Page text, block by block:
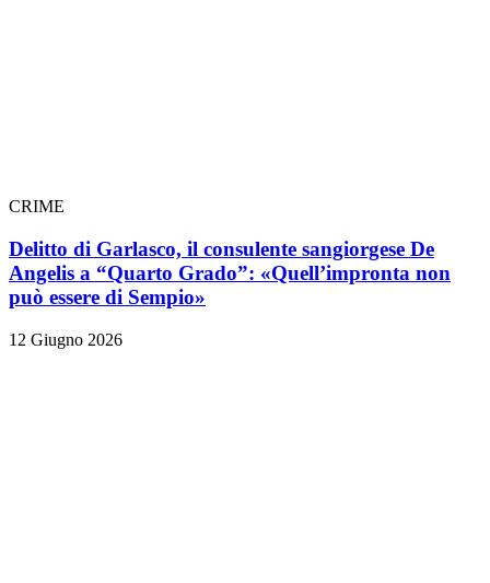
CRIME
Delitto di Garlasco, il consulente sangiorgese De
Angelis a “Quarto Grado”: «Quell’impronta non
può essere di Sempio»
12 Giugno 2026